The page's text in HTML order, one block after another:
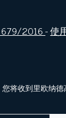
679/2016-使
将收到里欧纳